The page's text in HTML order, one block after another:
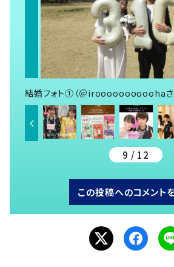
結婚フォト①（＠iroooooooooohaさ
9 / 12
この投稿へのコメント